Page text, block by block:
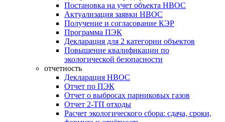
Постановка на учет объекта НВОС
Актуализация заявки НВОС
Получение и согласование КЭР
Программа ПЭК
Декларация для 2 категории объектов
Повышение квалификации по
экологической безопасности
отчетность
Декларация НВОС
Отчет по ПЭК
Отчет о выбросах парниковых газов
Отчет 2-ТП отходы
Расчет экологического сбора: сдача, сроки,